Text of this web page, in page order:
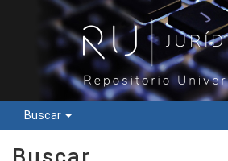
Buscar